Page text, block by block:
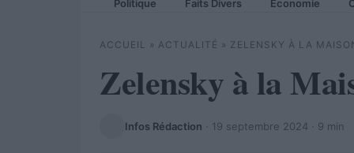
Politique Faits Divers Economie
ACCUEIL » ACTUALITÉ » ZELENSKY À LA
Zelensky à la
Infos Rédaction · 19 septembre 2024 · 9 min